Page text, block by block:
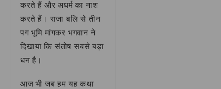
करते हैं और अधर्म का नाश
करते हैं। राजा बलि से तीन
पग भूमि मांगकर भगवान ने
दिखाया कि संतोष सबसे बड़ा
धन है।
आज भी जब हम यह कथा